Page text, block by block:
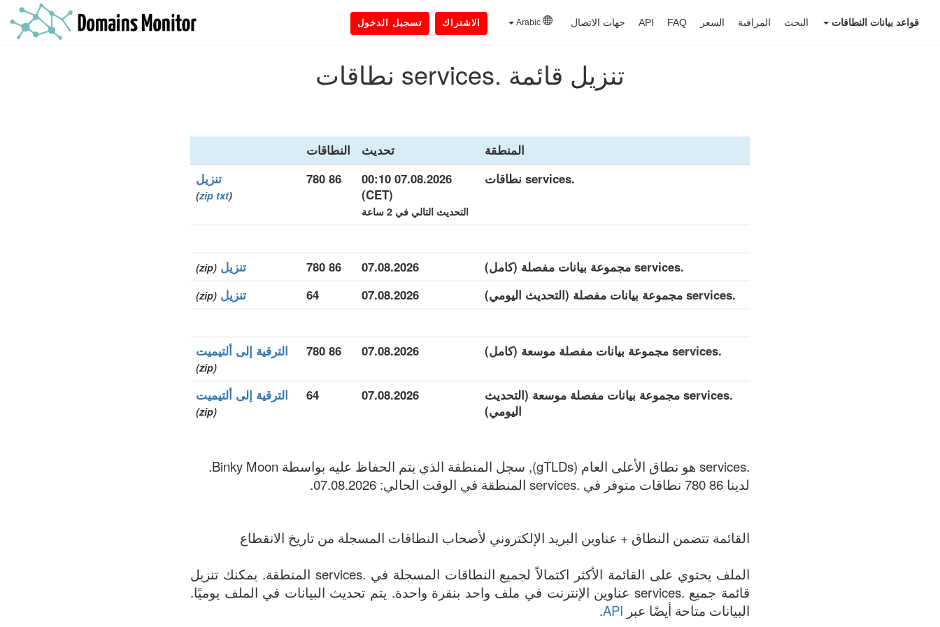
قواعد بيانات النطاقات البحث المراقبة السعر FAQ
API جهات الاتصال الاشتراك تسجيل الدخول
تنزيل قائمة .services نطاقات
المنطقة تحديث
النطاقات
.services نطاقات
07.08.2026 00:10
(CET)
التحديث التالي في 2 ساعة
86 780 تنزيل
(
zip txt
)
.services مجموعة بيانات مفصلة (كامل) 07.08.2026
86 780 تنزيل (zip)
.services مجموعة بيانات مفصلة (التحديث اليومي) 07.08.2026
64 تنزيل (zip)
.services مجموعة بيانات مفصلة موسعة (كامل) 07.08.2026
86 780 الترقية إلى ألتيميت
(zip)
.services مجموعة بيانات مفصلة موسعة (التحديث
اليومي)
07.08.2026
64 الترقية إلى ألتيميت
(zip)
.services هو نطاق الأعلى العام (gTLDs), سجل المنطقة الذي يتم الحفاظ عليه بواسطة Binky Moon.
لدينا 86 780 نطاقات متوفر في .services المنطقة في الوقت الحالي: 07.08.2026.
القائمة تتضمن النطاق + عناوين البريد الإلكتروني لأصحاب النطاقات المسجلة من تاريخ الانقطاع
الملف يحتوي على القائمة الأكثر اكتمالاً لجميع النطاقات المسجلة في .services المنطقة. يمكنك تنزيل
قائمة جميع .services عناوين الإنترنت في ملف واحد بنقرة واحدة. يتم تحديث البيانات في الملف يوميًا.
البيانات متاحة أيضًا عبر API
.